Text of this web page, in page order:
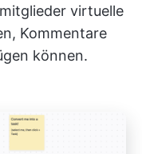
virtuelle
Kommentare
können.